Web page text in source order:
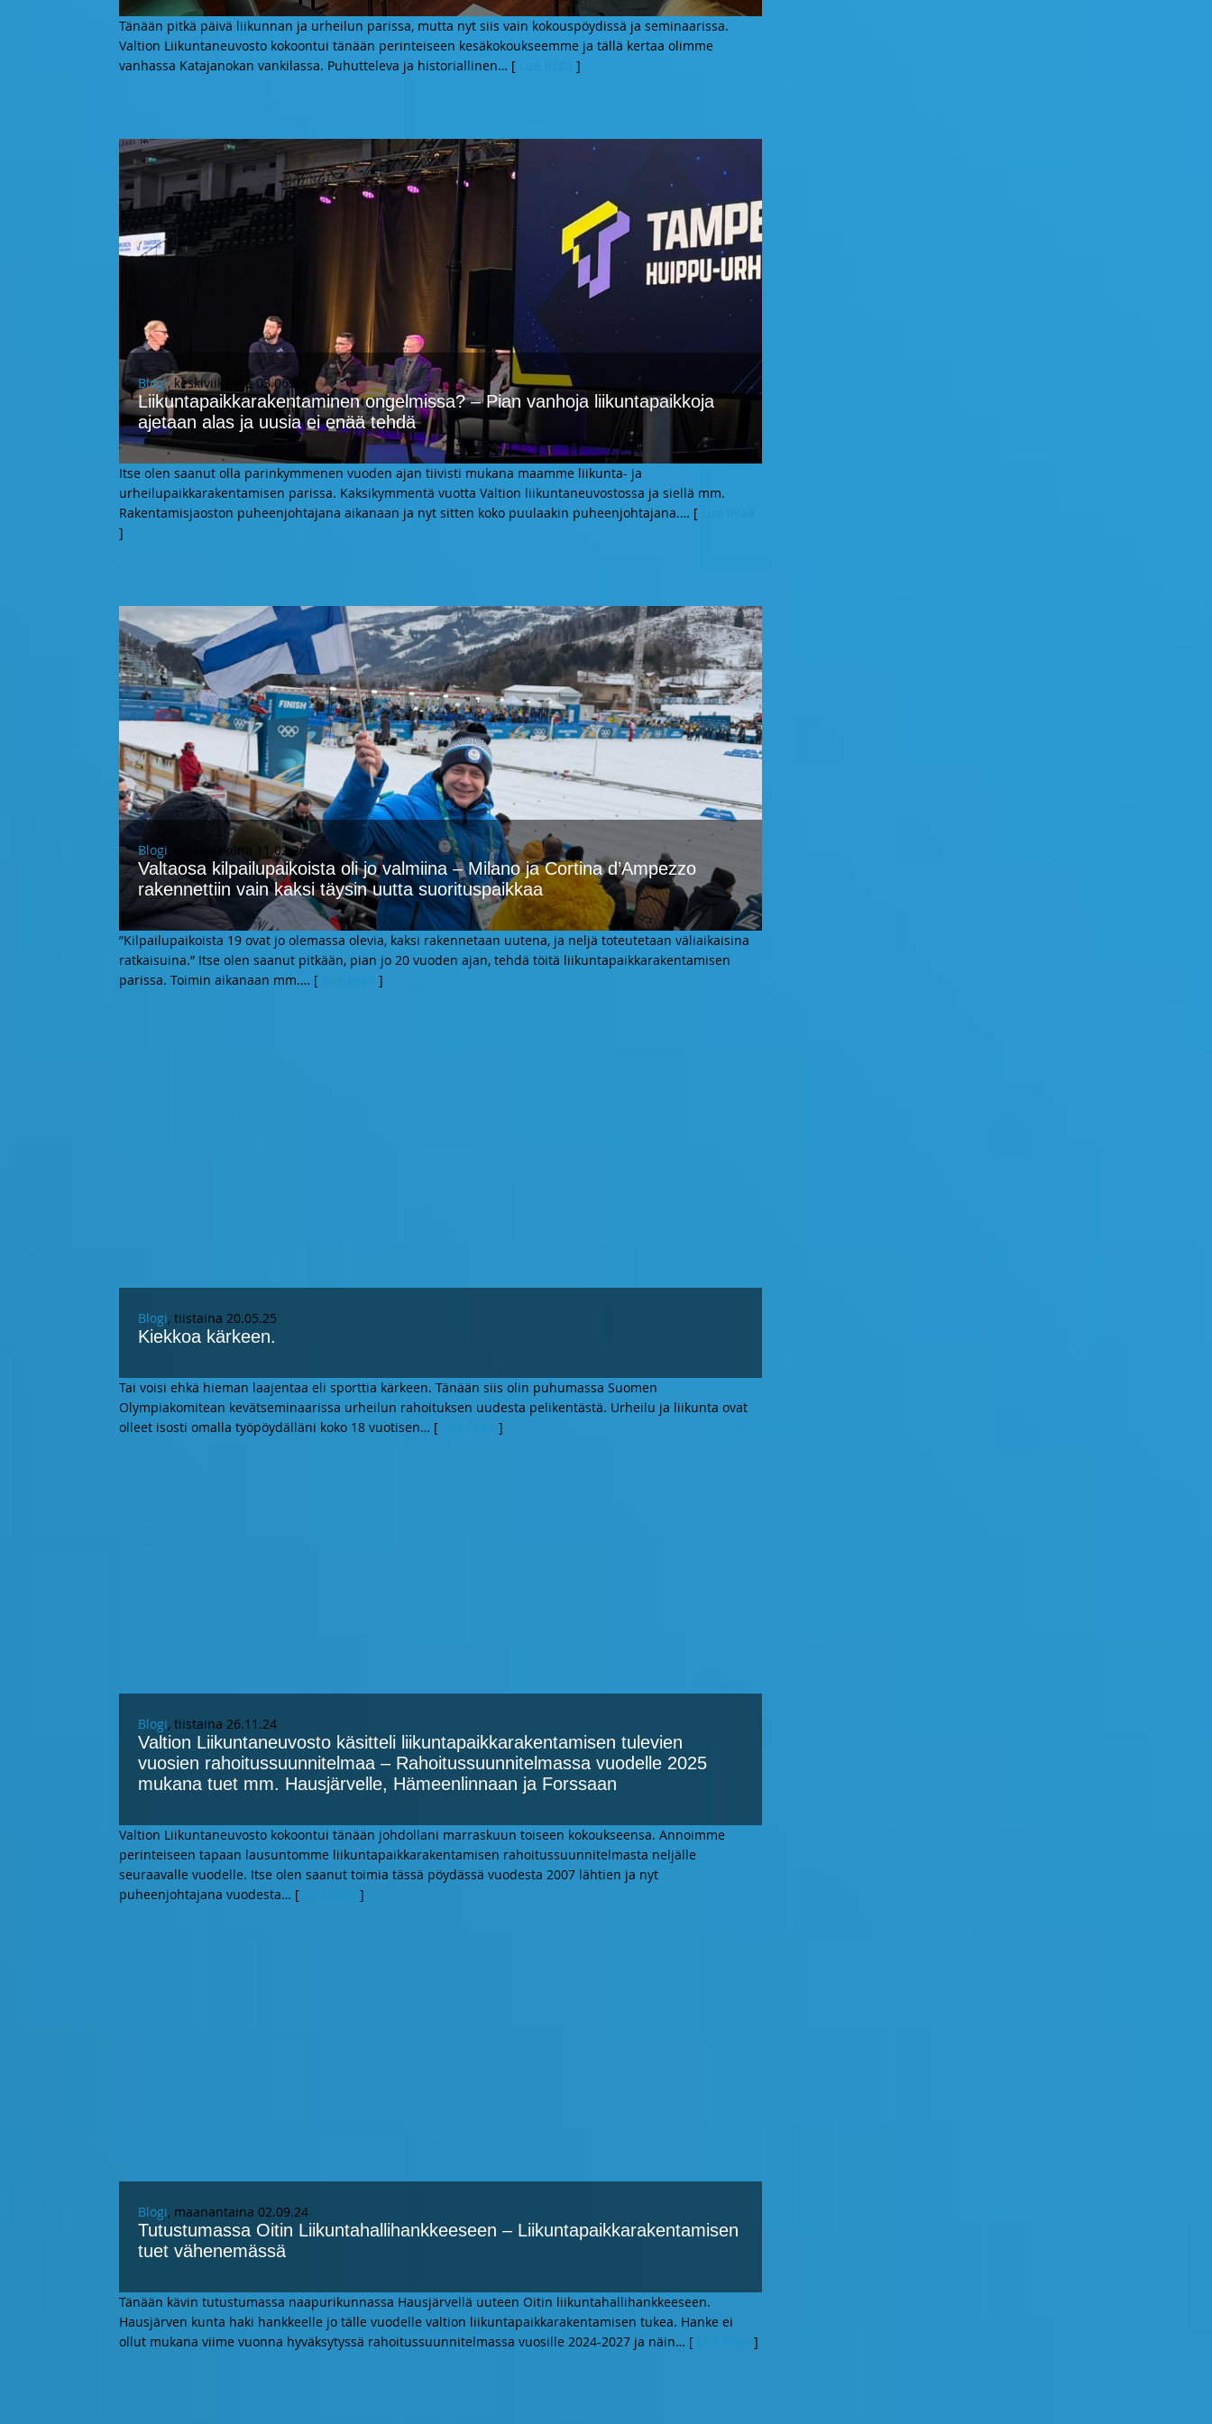
Tänään pitkä päivä liikunnan ja urheilun parissa, mutta nyt siis vain kokouspöydissä ja seminaarissa.
Valtion Liikuntaneuvosto kokoontui tänään perinteiseen kesäkokoukseemme ja tällä kertaa olimme
vanhassa Katajanokan vankilassa. Puhutteleva ja historiallinen… [ ]
Blogi, keskiviikkona 03.06.26
Liikuntapaikkarakentaminen ongelmissa? – Pian vanhoja liikuntapaikkoja
ajetaan alas ja uusia ei enää tehdä
Itse olen saanut olla parinkymmenen vuoden ajan tiivisti mukana maamme liikunta- ja
urheilupaikkarakentamisen parissa. Kaksikymmentä vuotta Valtion liikuntaneuvostossa ja siellä mm.
Rakentamisjaoston puheenjohtajana aikanaan ja nyt sitten koko puulaakin puheenjohtajana.… [
]
Blogi , keskiviikkona 11.02.26
Valtaosa kilpailupaikoista oli jo valmiina – Milano ja Cortina d’Ampezzo
rakennettiin vain kaksi täysin uutta suorituspaikkaa
”Kilpailupaikoista 19 ovat jo olemassa olevia, kaksi rakennetaan uutena, ja neljä toteutetaan väliaikaisina
ratkaisuina.” Itse olen saanut pitkään, pian jo 20 vuoden ajan, tehdä töitä liikuntapaikkarakentamisen
parissa. Toimin aikanaan mm.… [ ]
Blogi, tiistaina 20.05.25
Kiekkoa kärkeen.
Tai voisi ehkä hieman laajentaa eli sporttia kärkeen. Tänään siis olin puhumassa Suomen
Olympiakomitean kevätseminaarissa urheilun rahoituksen uudesta pelikentästä. Urheilu ja liikunta ovat
olleet isosti omalla työpöydälläni koko 18 vuotisen… [ ]
Blogi, tiistaina 26.11.24
Valtion Liikuntaneuvosto käsitteli liikuntapaikkarakentamisen tulevien
vuosien rahoitussuunnitelmaa – Rahoitussuunnitelmassa vuodelle 2025
mukana tuet mm. Hausjärvelle, Hämeenlinnaan ja Forssaan
Valtion Liikuntaneuvosto kokoontui tänään johdollani marraskuun toiseen kokoukseensa. Annoimme
perinteiseen tapaan lausuntomme liikuntapaikkarakentamisen rahoitussuunnitelmasta neljälle
seuraavalle vuodelle. Itse olen saanut toimia tässä pöydässä vuodesta 2007 lähtien ja nyt
puheenjohtajana vuodesta… [ ]
Blogi, maanantaina 02.09.24
Tutustumassa Oitin Liikuntahallihankkeeseen – Liikuntapaikkarakentamisen
tuet vähenemässä
Tänään kävin tutustumassa naapurikunnassa Hausjärvellä uuteen Oitin liikuntahallihankkeeseen.
Hausjärven kunta haki hankkeelle jo tälle vuodelle valtion liikuntapaikkarakentamisen tukea. Hanke ei
ollut mukana viime vuonna hyväksytyssä rahoitussuunnitelmassa vuosille 2024-2027 ja näin… [ ]